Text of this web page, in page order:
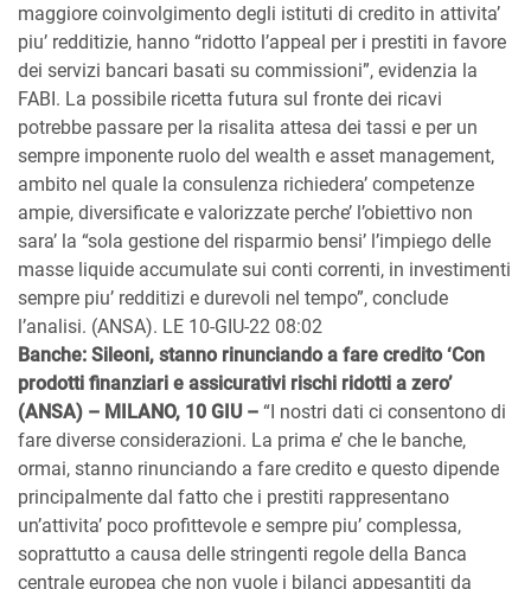
maggiore coinvolgimento degli istituti di credito in attivita’
piu’ redditizie, hanno “ridotto l’appeal per i prestiti in favore
dei servizi bancari basati su commissioni”, evidenzia la
FABI. La possibile ricetta futura sul fronte dei ricavi
potrebbe passare per la risalita attesa dei tassi e per un
sempre imponente ruolo del wealth e asset management,
ambito nel quale la consulenza richiedera’ competenze
ampie, diversificate e valorizzate perche’ l’obiettivo non
sara’ la “sola gestione del risparmio bensi’ l’impiego delle
masse liquide accumulate sui conti correnti, in investimenti
sempre piu’ redditizi e durevoli nel tempo”, conclude
l’analisi. (ANSA). LE 10-GIU-22 08:02
Banche: Sileoni, stanno rinunciando a fare credito ‘Con
prodotti finanziari e assicurativi rischi ridotti a zero’
(ANSA) – MILANO, 10 GIU – “I nostri dati ci consentono di
fare diverse considerazioni. La prima e’ che le banche,
ormai, stanno rinunciando a fare credito e questo dipende
principalmente dal fatto che i prestiti rappresentano
un’attivita’ poco profittevole e sempre piu’ complessa,
soprattutto a causa delle stringenti regole della Banca
centrale europea che non vuole i bilanci appesantiti da